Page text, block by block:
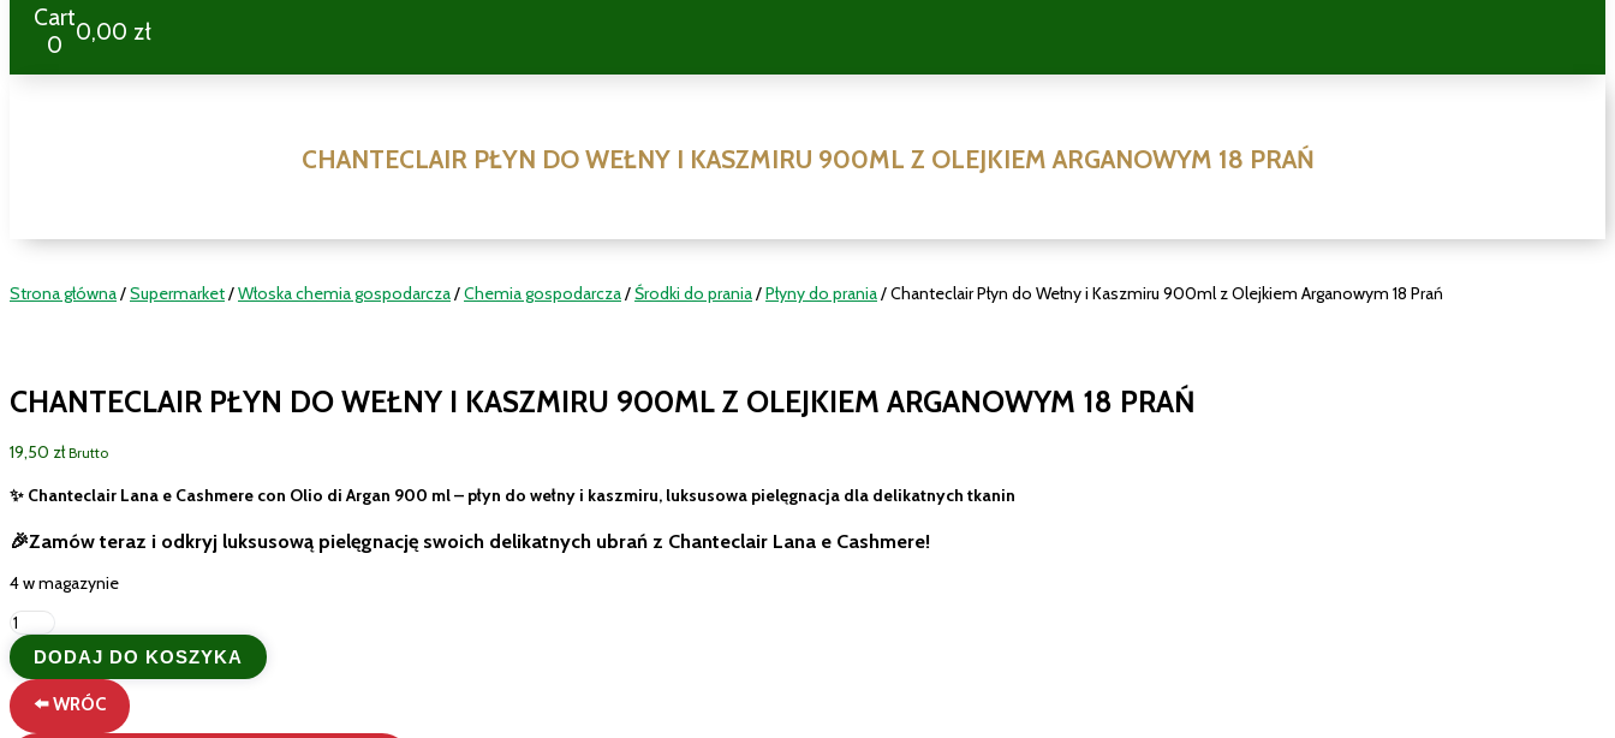
Cart
0 0,00 zł
CHANTECLAIR PŁYN DO WEŁNY I KASZMIRU 900ML Z OLEJKIEM ARGANOWYM 18 PRAŃ
Strona główna/Supermarket/Włoska chemia gospodarcza/Chemia gospodarcza/Środki do prania/Płyny do prania/ Chanteclair Płyn do Wełny i Kaszmiru 900ml z Olejkiem Arganowym 18 Prań
CHANTECLAIR PŁYN DO WEŁNY I KASZMIRU 900ML Z OLEJKIEM ARGANOWYM 18 PRAŃ
19,50 zł Brutto
✨ Chanteclair Lana e Cashmere con Olio di Argan 900 ml – płyn do wełny i kaszmiru, luksusowa pielęgnacja dla delikatnych tkanin
🎉Zamów teraz i odkryj luksusową pielęgnację swoich delikatnych ubrań z Chanteclair Lana e Cashmere!
4 w magazynie
ilość
Chanteclair
Płyn
do
Wełny
DODAJ DO KOSZYKA
⬅️ WRÓC